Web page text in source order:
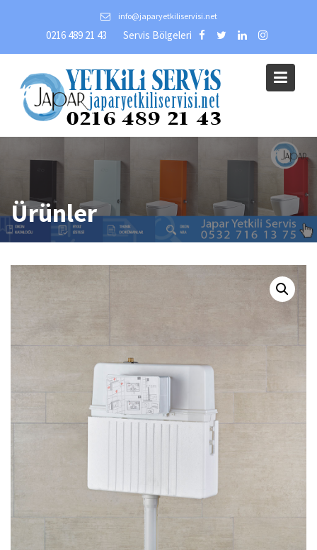
info@japaryetkiliservisi.net
0216 489 21 43 Servis Bölgeleri
Ürünler